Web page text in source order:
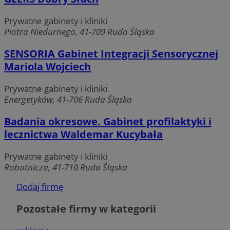
Prywatne gabinety i kliniki
Piotra Niedurnego, 41-709 Ruda Śląska
SENSORIA Gabinet Integracji Sensorycznej
Mariola Wojciech
Prywatne gabinety i kliniki
Energetyków, 41-706 Ruda Śląska
Badania okresowe. Gabinet profilaktyki i
lecznictwa Waldemar Kucybała
Prywatne gabinety i kliniki
Robotnicza, 41-710 Ruda Śląska
Dodaj firmę
Pozostałe firmy w kategorii
Niezbędne pliki cookie umożliwiają korzystanie z podstawowych
plików cookie nie można prawidłowo korzystać ze strony
Nazwa
Provider
SessID
rudaslaska.com.pl 1 rok
QeSessID
MvSessID rudaslaska.com.pl
msToken